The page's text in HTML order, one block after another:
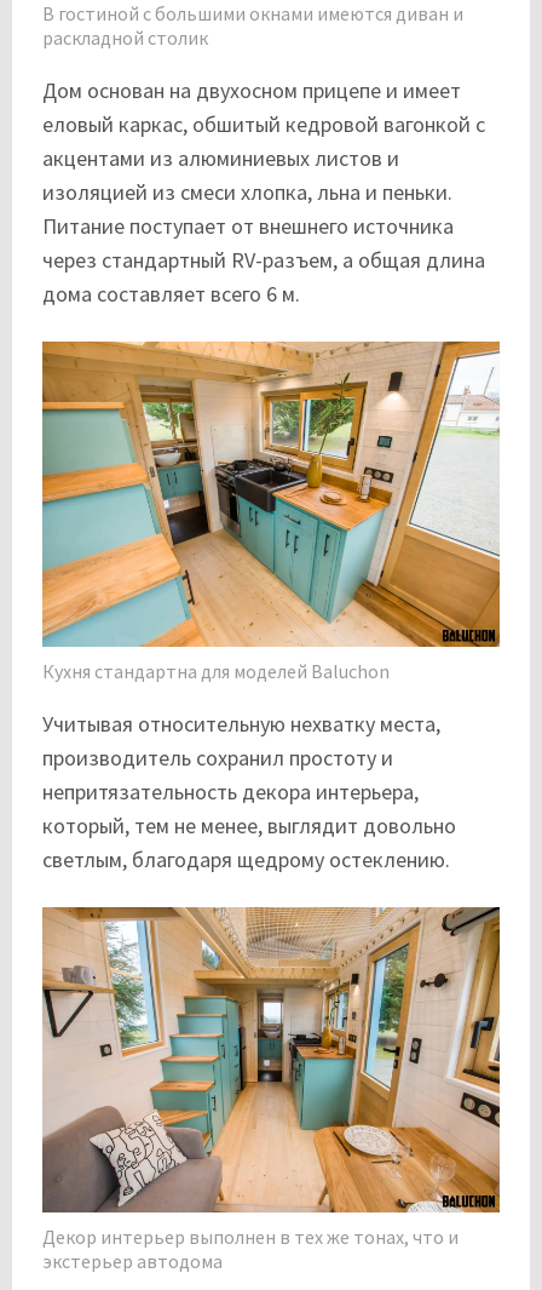
В гостиной с большими окнами имеются диван и
раскладной столик
Дом основан на двухосном прицепе и имеет
еловый каркас, обшитый кедровой вагонкой с
акцентами из алюминиевых листов и
изоляцией из смеси хлопка, льна и пеньки.
Питание поступает от внешнего источника
через стандартный RV-разъем, а общая длина
дома составляет всего 6 м.
Кухня стандартна для моделей Baluchon
Учитывая относительную нехватку места,
производитель сохранил простоту и
непритязательность декора интерьера,
который, тем не менее, выглядит довольно
светлым, благодаря щедрому остеклению.
Декор интерьер выполнен в тех же тонах, что и
экстерьер автодома